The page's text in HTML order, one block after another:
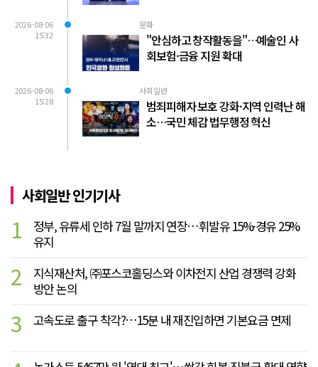
2026-08-06
15:32
문화
"안심하고 창작활동을"…예술인 사
회보험·금융 지원 확대
2026-08-06
15:28
사회일반
범죄피해자 보호 강화·지역 인력난 해
소…국민 체감 법무행정 혁신
사회일반 인기기사
1
정부, 유류세 인하 7월 말까지 연장…휘발유 15%·경유 25%
유지
2
지식재산처, ㈜포스코홀딩스와 이차전지 산업 경쟁력 강화
방안 논의
3 고속도로 출구 착각?…15분 내 재진입하면 기본요금 면제